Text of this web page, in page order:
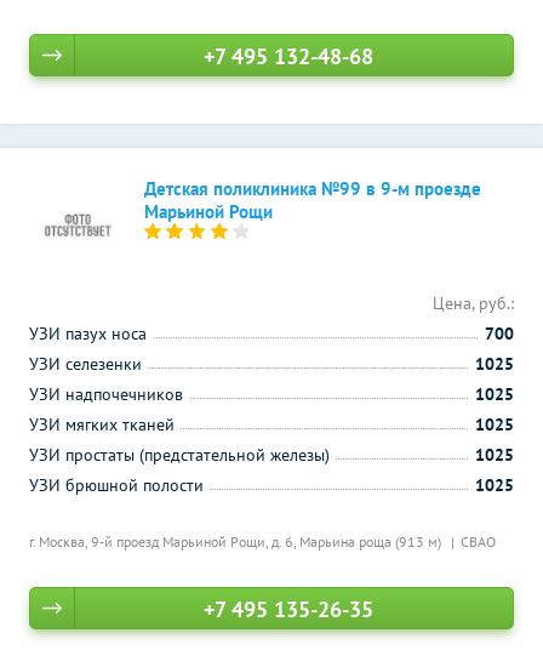
+7 495 132-48-68
Детская поликлиника №99 в 9-м проезде
Марьиной Рощи
г. Москва, 9-й проезд Марьиной Рощи, д. 6, Марьина роща (913 м) СВАО
Цена, руб.:
УЗИ пазух носа
700
УЗИ селезенки
1025
УЗИ надпочечников
1025
УЗИ мягких тканей
1025
УЗИ простаты (предстательной железы)
1025
УЗИ брюшной полости
1025
+7 495 135-26-35